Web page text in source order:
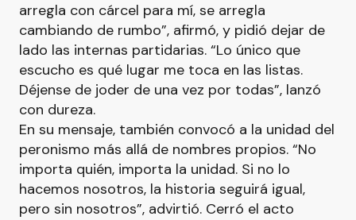
arregla con cárcel para mí, se arregla
cambiando de rumbo”, afirmó, y pidió dejar de
lado las internas partidarias. “Lo único que
escucho es qué lugar me toca en las listas.
Déjense de joder de una vez por todas”, lanzó
con dureza.
En su mensaje, también convocó a la unidad del
peronismo más allá de nombres propios. “No
importa quién, importa la unidad. Si no lo
hacemos nosotros, la historia seguirá igual,
pero sin nosotros”, advirtió. Cerró el acto